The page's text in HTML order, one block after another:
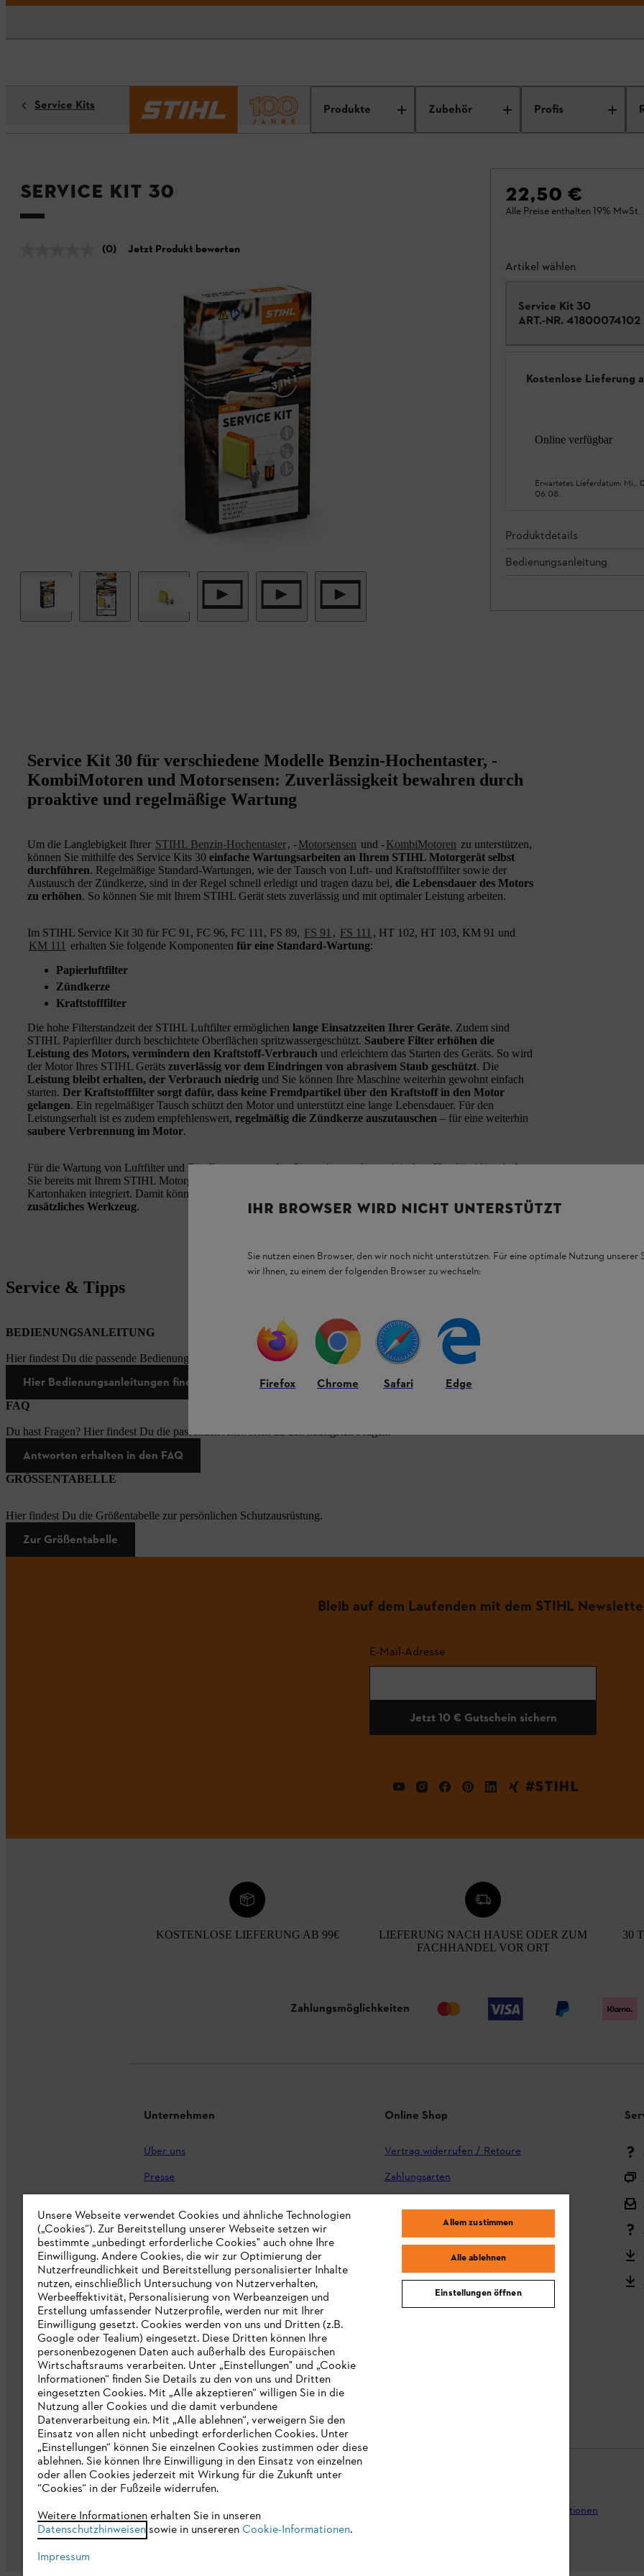
Produkte Zubehör Profis
Service Kits
Service Kit 30
(0) Jetzt Produkt bewerten
22,50 €
Alle Preise enthalten 19% MwSt.
Artikel wählen
Service Kit 30
ART.-NR. 41800074102
Kostenlose Lieferung
Online verfügbar
Erwartetes Lieferdatum: Mi.,
06.08.
Produktdetails
Bedienungsanleitung
Service Kit 30 für verschiedene Modelle Benzin-Hochentaster, -
KombiMotoren und Motorsensen: Zuverlässigkeit bewahren durch
proaktive und regelmäßige Wartung
Um die Langlebigkeit Ihrer STIHL Benzin‑Hochentaster, -Motorsensen und -KombiMotoren zu unterstützen,
können Sie mithilfe des Service Kits 30 einfache Wartungsarbeiten an Ihrem STIHL Motorgerät selbst
durchführen. Regelmäßige Standard-Wartungen, wie der Tausch von Luft- und Kraftstofffilter sowie der
Austausch der Zündkerze, sind in der Regel schnell erledigt und tragen dazu bei, die Lebensdauer des Motors
zu erhöhen. So können Sie mit Ihrem STIHL Gerät stets zuverlässig und mit optimaler Leistung arbeiten.
Im STIHL Service Kit 30 für FC 91, FC 96, FC 111, FS 89, FS 91 , FS 111 , HT 102, HT 103, KM 91 und
KM 111 erhalten Sie folgende Komponenten für eine Standard-Wartung:
Papierluftfilter
Zündkerze
Kraftstofffilter
Die hohe Filterstandzeit der STIHL Luftfilter ermöglichen lange Einsatzzeiten Ihrer Geräte. Zudem sind
STIHL Papierfilter durch beschichtete Oberflächen spritzwassergeschützt. Saubere Filter erhöhen die
Leistung des Motors, vermindern den Kraftstoff-Verbrauch und erleichtern das Starten des Geräts. So wird
der Motor Ihres STIHL Geräts zuverlässig vor dem Eindringen von abrasivem Staub geschützt. Die
Leistung bleibt erhalten, der Verbrauch niedrig und Sie können Ihre Maschine weiterhin gewohnt einfach
starten. Der Kraftstofffilter sorgt dafür, dass keine Fremdpartikel über den Kraftstoff in den Motor
gelangen. Ein regelmäßiger Tausch schützt den Motor und unterstützt eine lange Lebensdauer. Für den
Leistungserhalt ist es zudem empfehlenswert, regelmäßig die Zündkerze auszutauschen – für eine weiterhin
saubere Verbrennung im Motor.
Für die Wartung von Luftfilter und Zündkerze verwenden Sie am besten den praktischenKombischlüssel, den
Sie bereits mit Ihrem STIHL Motorgerät erhalten haben. Im Verpackungskarton des Service Kits ist ein
Kartonhaken integriert. Damit können Sie den Kraftstofffilter entnehmen und tauschen. Sie benötigen
zusätzliches Werkzeug.
Service & Tipps
BEDIENUNGSANLEITUNG
Hier findest Du die passende Bedienungsanleitungen zu unseren STIHL Produkten.
Hier Bedienungsanleitungen finden
FAQ
Du hast Fragen? Hier findest Du die passenden Antworten zu den häufigsten Fragen.
Antworten erhalten in den FAQ
GRÖSSENTABELLE
Hier findest Du die Größentabelle zur persönlichen Schutzausrüstung.
Zur Größentabelle
Bleib auf dem Laufenden mit dem STIHL
E-Mail-Adresse
Jetzt 10 € Gutschein sichern
#STIHL
KOSTENLOSE LIEFERUNG AB 99€
LIEFERUNG NACH HAUSE ODER ZUM
FACHHANDEL VOR ORT
30
Zahlungsmöglichkeiten
Unternehmen
Über uns
Presse
STIHL Markenshop
Nachhaltigkeit
STIHL Hinweisgebersystem
Informationen für Lieferunternehmen
Erklärung zur Barrierefreiheit
Produktpiraterie
Fakten zu STIHL
Online Shop
Vertrag widerrufen / Retoure
Zahlungsarten
Reklamation und Garantie
STIHL Kooperationsprogramm
STIHL Bedienungsanleitungen
MY STIHL
Allgemeine Geschäftsbedingungen Rechtliche Informationen
IHR BROWSER WIRD NICHT UNTERSTÜTZT
Sie nutzen einen Browser, den wir noch nicht unterstützen. Für eine optimale Nutzung unserer
wir Ihnen, zu einem der folgenden Browser zu wechseln:
Firefox Chrome Safari Edge
Unsere Webseite verwendet Cookies und ähnliche Technologien
(„Cookies“). Zur Bereitstellung unserer Webseite setzen wir
bestimmte „unbedingt erforderliche Cookies" auch ohne Ihre
Einwilligung. Andere Cookies, die wir zur Optimierung der
Nutzerfreundlichkeit und Bereitstellung personalisierter Inhalte
nutzen, einschließlich Untersuchung von Nutzerverhalten,
Werbeeffektivität, Personalisierung von Werbeanzeigen und
Erstellung umfassender Nutzerprofile, werden nur mit Ihrer
Einwilligung gesetzt. Cookies werden von uns und Dritten (z.B.
Google oder Tealium) eingesetzt. Diese Dritten können Ihre
personenbezogenen Daten auch außerhalb des Europäischen
Wirtschaftsraums verarbeiten. Unter „Einstellungen" und „Cookie
Informationen“ finden Sie Details zu den von uns und Dritten
eingesetzten Cookies. Mit „Alle akzeptieren“ willigen Sie in die
Nutzung aller Cookies und die damit verbundene
Datenverarbeitung ein. Mit „Alle ablehnen“, verweigern Sie den
Einsatz von allen nicht unbedingt erforderlichen Cookies. Unter
„Einstellungen“ können Sie einzelnen Cookies zustimmen oder diese
ablehnen. Sie können Ihre Einwilligung in den Einsatz von einzelnen
oder allen Cookies jederzeit mit Wirkung für die Zukunft unter
“Cookies“ in der Fußzeile widerrufen.
Weitere Informationen erhalten Sie in unseren
Datenschutzhinweisensowie in unsereren Cookie-Informationen.
Impressum
Allem zustimmen
Alle ablehnen
Einstellungen öffnen